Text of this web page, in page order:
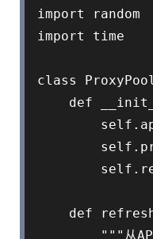
import random
import time
class
def
def
"""从